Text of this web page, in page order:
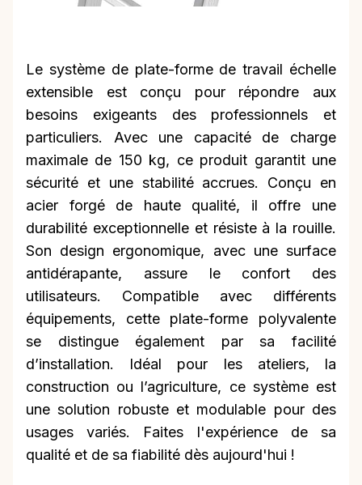
Le système de plate-forme de travail échelle
extensible est conçu pour répondre aux
besoins exigeants des professionnels et
particuliers. Avec une capacité de charge
maximale de 150 kg, ce produit garantit une
sécurité et une stabilité accrues. Conçu en
acier forgé de haute qualité, il offre une
durabilité exceptionnelle et résiste à la rouille.
Son design ergonomique, avec une surface
antidérapante, assure le confort des
utilisateurs. Compatible avec différents
équipements, cette plate-forme polyvalente
se distingue également par sa facilité
d’installation. Idéal pour les ateliers, la
construction ou l’agriculture, ce système est
une solution robuste et modulable pour des
usages variés. Faites l'expérience de sa
qualité et de sa fiabilité dès aujourd'hui !